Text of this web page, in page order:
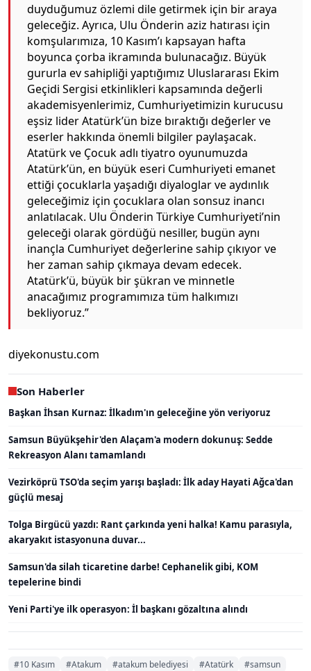
duyduğumuz özlemi dile getirmek için bir araya
geleceğiz. Ayrıca, Ulu Önderin aziz hatırası için
komşularımıza, 10 Kasım’ı kapsayan hafta
boyunca çorba ikramında bulunacağız. Büyük
gururla ev sahipliği yaptığımız Uluslararası Ekim
Geçidi Sergisi etkinlikleri kapsamında değerli
akademisyenlerimiz, Cumhuriyetimizin kurucusu
eşsiz lider Atatürk’ün bize bıraktığı değerler ve
eserler hakkında önemli bilgiler paylaşacak.
Atatürk ve Çocuk adlı tiyatro oyunumuzda
Atatürk’ün, en büyük eseri Cumhuriyeti emanet
ettiği çocuklarla yaşadığı diyaloglar ve aydınlık
geleceğimiz için çocuklara olan sonsuz inancı
anlatılacak. Ulu Önderin Türkiye Cumhuriyeti’nin
geleceği olarak gördüğü nesiller, bugün aynı
inançla Cumhuriyet değerlerine sahip çıkıyor ve
her zaman sahip çıkmaya devam edecek.
Atatürk’ü, büyük bir şükran ve minnetle
anacağımız programımıza tüm halkımızı
bekliyoruz.”
diyekonustu.com
Son Haberler
Başkan İhsan Kurnaz: İlkadım'ın geleceğine yön veriyoruz
Samsun Büyükşehir'den Alaçam'a modern dokunuş: Sedde
Rekreasyon Alanı tamamlandı
Vezirköprü TSO'da seçim yarışı başladı: İlk aday Hayati Ağca'dan
güçlü mesaj
Tolga Birgücü yazdı: Rant çarkında yeni halka! Kamu parasıyla,
akaryakıt istasyonuna duvar...
Samsun'da silah ticaretine darbe! Cephanelik gibi, KOM
tepelerine bindi
Yeni Parti'ye ilk operasyon: İl başkanı gözaltına alındı
#10 Kasım #Atakum #atakum belediyesi #Atatürk
#samsun